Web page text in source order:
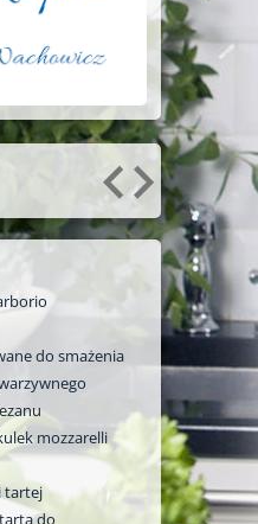
do smażenia
mozzarelli
tartej
do